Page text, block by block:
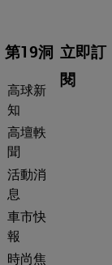
第19洞
高球新
知
高壇軼
聞
活動消
息
車市快
報
時尚焦
立即訂
閱